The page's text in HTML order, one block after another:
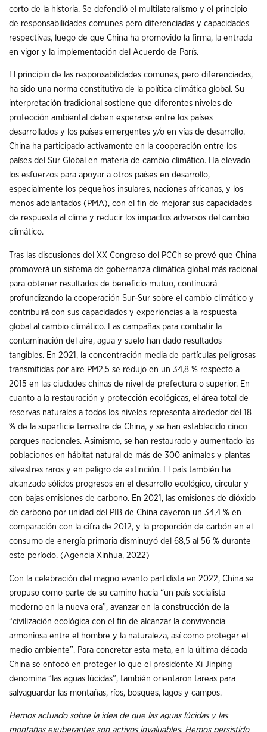
corto de la historia. Se defendió el multilateralismo y el principio
de responsabilidades comunes pero diferenciadas y capacidades
respectivas, luego de que China ha promovido la firma, la entrada
en vigor y la implementación del Acuerdo de París.
El principio de las responsabilidades comunes, pero diferenciadas,
ha sido una norma constitutiva de la política climática global. Su
interpretación tradicional sostiene que diferentes niveles de
protección ambiental deben esperarse entre los países
desarrollados y los países emergentes y/o en vías de desarrollo.
China ha participado activamente en la cooperación entre los
países del Sur Global en materia de cambio climático. Ha elevado
los esfuerzos para apoyar a otros países en desarrollo,
especialmente los pequeños insulares, naciones africanas, y los
menos adelantados (PMA), con el fin de mejorar sus capacidades
de respuesta al clima y reducir los impactos adversos del cambio
climático.
Tras las discusiones del XX Congreso del PCCh se prevé que China
promoverá un sistema de gobernanza climática global más racional
para obtener resultados de beneficio mutuo, continuará
profundizando la cooperación Sur-Sur sobre el cambio climático y
contribuirá con sus capacidades y experiencias a la respuesta
global al cambio climático. Las campañas para combatir la
contaminación del aire, agua y suelo han dado resultados
tangibles. En 2021, la concentración media de partículas peligrosas
transmitidas por aire PM2,5 se redujo en un 34,8 % respecto a
2015 en las ciudades chinas de nivel de prefectura o superior. En
cuanto a la restauración y protección ecológicas, el área total de
reservas naturales a todos los niveles representa alrededor del 18
% de la superficie terrestre de China, y se han establecido cinco
parques nacionales. Asimismo, se han restaurado y aumentado las
poblaciones en hábitat natural de más de 300 animales y plantas
silvestres raros y en peligro de extinción. El país también ha
alcanzado sólidos progresos en el desarrollo ecológico, circular y
con bajas emisiones de carbono. En 2021, las emisiones de dióxido
de carbono por unidad del PIB de China cayeron un 34,4 % en
comparación con la cifra de 2012, y la proporción de carbón en el
consumo de energía primaria disminuyó del 68,5 al 56 % durante
este período. (Agencia Xinhua, 2022)
Con la celebración del magno evento partidista en 2022, China se
propuso como parte de su camino hacia “un país socialista
moderno en la nueva era”, avanzar en la construcción de la
“civilización ecológica con el fin de alcanzar la convivencia
armoniosa entre el hombre y la naturaleza, así como proteger el
medio ambiente”. Para concretar esta meta, en la última década
China se enfocó en proteger lo que el presidente Xi Jinping
denomina “las aguas lúcidas”, también orientaron tareas para
salvaguardar las montañas, ríos, bosques, lagos y campos.
Hemos actuado sobre la idea de que las aguas lúcidas y las
montañas exuberantes son activos invaluables. Hemos persistido